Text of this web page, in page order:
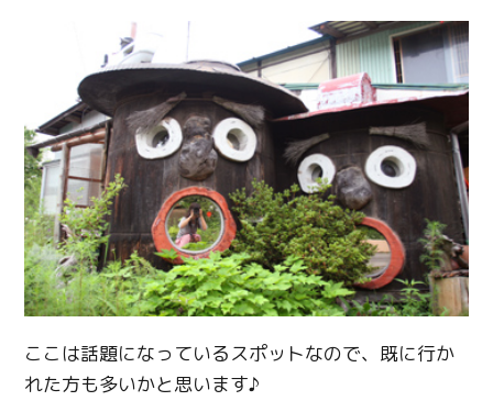
ここは話題になっているスポットなので、既に行か
れた方も多いかと思います♪